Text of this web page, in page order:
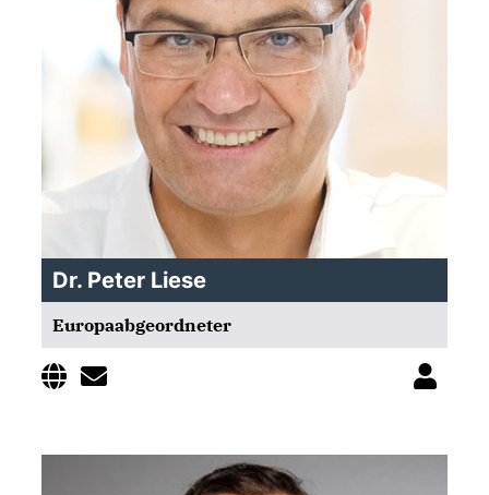
Dr. Peter Liese
Europaabgeordneter